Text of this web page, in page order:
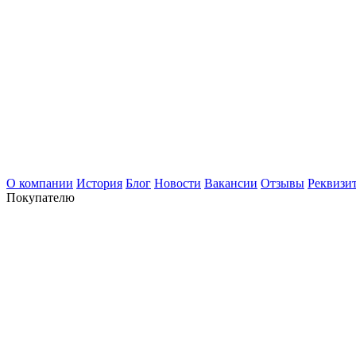
О компании История Блог Новости Вакансии Отзывы
Покупателю